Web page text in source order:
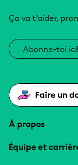
Ça va t’aider,
Abonne-toi ici!
Faire un
À propos
Équipe et